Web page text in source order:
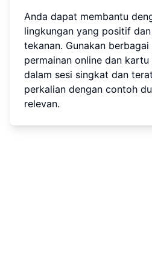
Anda dapat membantu
lingkungan yang positif
tekanan. Gunakan
permainan online dan
dalam sesi singkat dan
perkalian dengan contoh
relevan.